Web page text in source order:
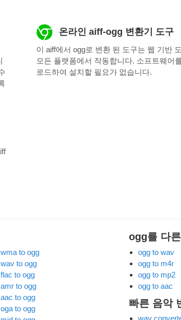
온라인 aiff-ogg 변환기 도구
이 aiff에서 ogg로 변환 된 도구는 웹 기반
모든 플랫폼에서 작동합니다. 소프트웨어
로드하여 설치할 필요가 없습니다.
wma to ogg
wav to ogg
flac to ogg
amr to ogg
aac to ogg
oga to ogg
ogg를 다
ogg to wav
ogg to m4r
ogg to mp2
ogg to aac
빠른 음악